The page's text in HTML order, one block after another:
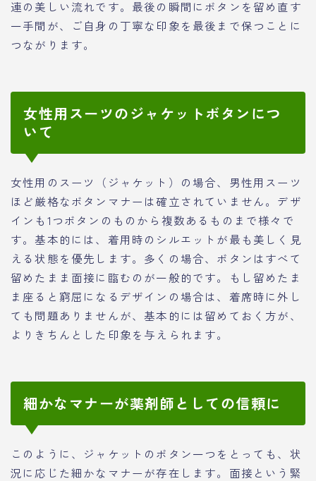
連の美しい流れです。最後の瞬間にボタンを留め直す
一手間が、ご自身の丁寧な印象を最後まで保つことに
つながります。
女性用スーツのジャケットボタンにつ
いて
女性用のスーツ（ジャケット）の場合、男性用スーツ
ほど厳格なボタンマナーは確立されていません。デザ
インも1つボタンのものから複数あるものまで様々で
す。基本的には、着用時のシルエットが最も美しく見
える状態を優先します。多くの場合、ボタンはすべて
留めたまま面接に臨むのが一般的です。もし留めたま
ま座ると窮屈になるデザインの場合は、着席時に外し
ても問題ありませんが、基本的には留めておく方が、
よりきちんとした印象を与えられます。
細かなマナーが薬剤師としての信頼に
このように、ジャケットのボタン一つをとっても、状
況に応じた細かなマナーが存在します。面接という緊